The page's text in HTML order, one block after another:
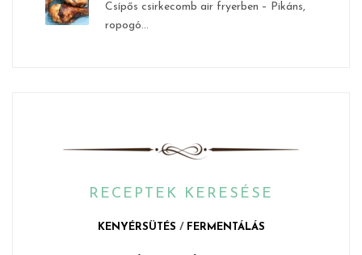
Csípős csirkecomb air fryerben – Pikáns,
ropogó...
RECEPTEK KERESÉSE
KENYÉRSÜTÉS / FERMENTÁLÁS